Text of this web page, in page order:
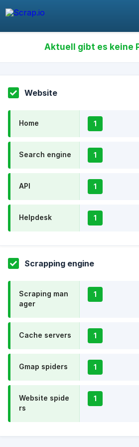
Aktuell gibt es keine
Website
Home 1
Search engine 1
API 1
Helpdesk 1
Scrapping engine
Scraping man
ager
1
Cache servers 1
Gmap spiders 1
Website spide
rs
1